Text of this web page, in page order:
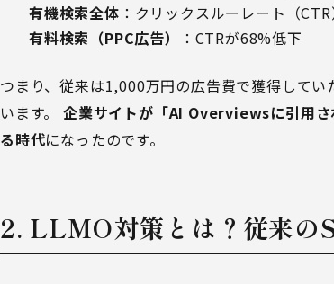
有機検索全体 ：クリックスルーレート（
有料検索（PPC広告）
：CTRが68%低下
つまり、従来は1,000万円の広告費で獲得して
います。 企業サイトが「AI Overviewsに引用さ
る時代になったのです。
2. LLMO対策とは？従来の